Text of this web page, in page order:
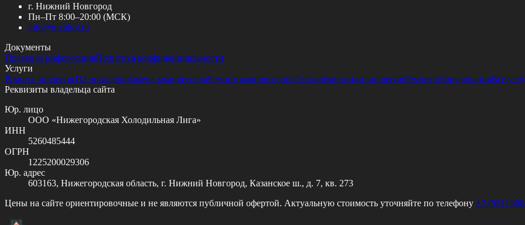
г. Нижний Новгород
Пн–Пт 8:00–20:00 (МСК)
info@nizhhol.ru
Документы
Правовая информацияПолитика конфиденциальности
Услуги
Ремонт чиллеровТО чиллеровЗамена компрессораРемонт компрессоровТеплообменники чиллеровРемонт оборудованияВсе
Реквизиты владельца сайта
Юр. лицо
ООО «Нижегородская Холодильная Лига»
ИНН
5260485444
ОГРН
1225200029306
Юр. адрес
603163, Нижегородская область, г. Нижний Новгород, Казанское ш., д. 7, кв. 273
Цены на сайте ориентировочные и не являются публичной офертой. Актуальную стоимость уточняйте по телефону +7 (951)